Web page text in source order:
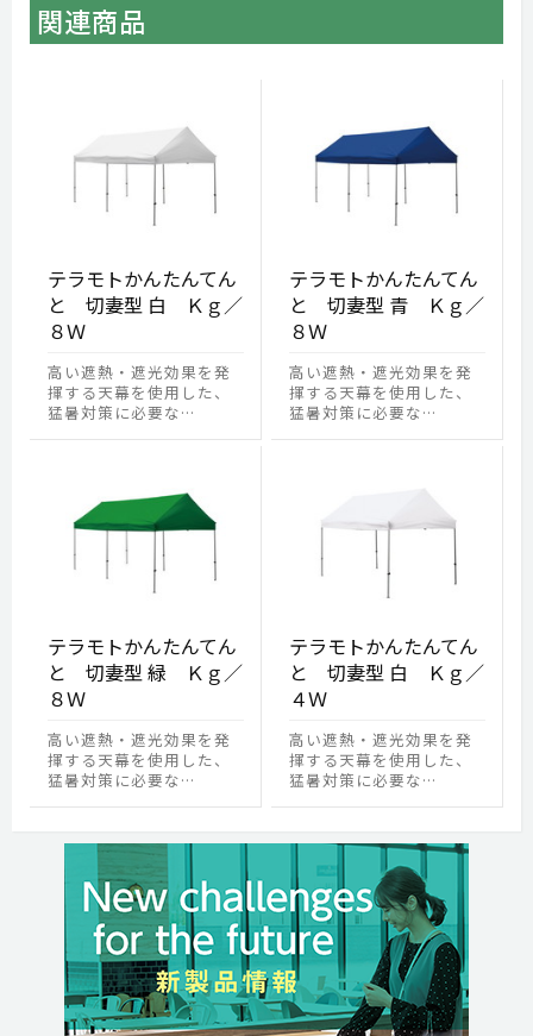
関連商品
テラモトかんたんてん
と 切妻型 白 Ｋｇ／
８Ｗ
高い遮熱・遮光効果を発
揮する天幕を使用した、
猛暑対策に必要な…
テラモトかんたんてん
と 切妻型 青 Ｋｇ／
８Ｗ
高い遮熱・遮光効果を発
揮する天幕を使用した、
猛暑対策に必要な…
テラモトかんたんてん
と 切妻型 緑 Ｋｇ／
８Ｗ
高い遮熱・遮光効果を発
揮する天幕を使用した、
猛暑対策に必要な…
テラモトかんたんてん
と 切妻型 白 Ｋｇ／
４Ｗ
高い遮熱・遮光効果を発
揮する天幕を使用した、
猛暑対策に必要な…